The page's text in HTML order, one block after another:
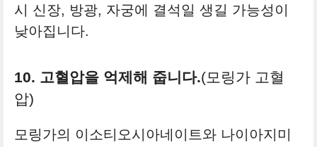
시 신장, 방광, 자궁에 결석일 생길 가능성이
낮아집니다.
10. 고혈압을 억제해 줍니다.(모링가 고혈
압)
모링가의 이소티오시아네이트와 나이아지미